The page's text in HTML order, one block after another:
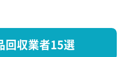
回収業者15選